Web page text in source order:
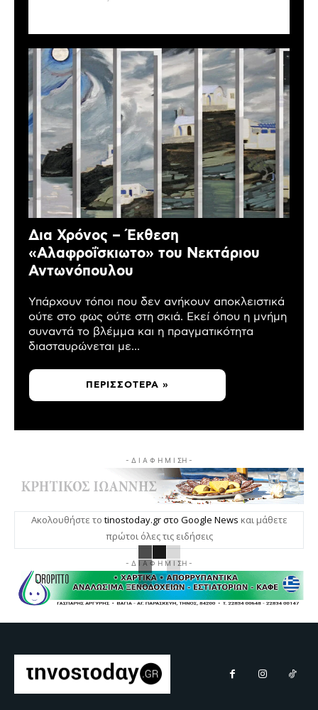
Δια Χρόνος – Έκθεση
«Αλαφροΐσκιωτο» του Νεκτάριου
Αντωνόπουλου
Υπάρχουν τόποι που δεν ανήκουν αποκλειστικά
ούτε στο φως ούτε στη σκιά. Εκεί όπου η μνήμη
συναντά το βλέμμα και η πραγματικότητα
διασταυρώνεται με...
ΠΕΡΙΣΣΌΤΕΡΑ »
- Δ Ι Α Φ Η Μ Ι ΣΗ -
Ακολουθήστε το tinostoday.gr στο Google News και μάθετε
πρώτοι όλες τις ειδήσεις
- Δ Ι Α Φ Η Μ Ι ΣΗ -